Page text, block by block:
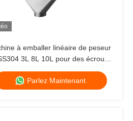
à emballer linéaire de peseur
3L 8L 10L pour des écrous
croûte
Parlez Maintenant.